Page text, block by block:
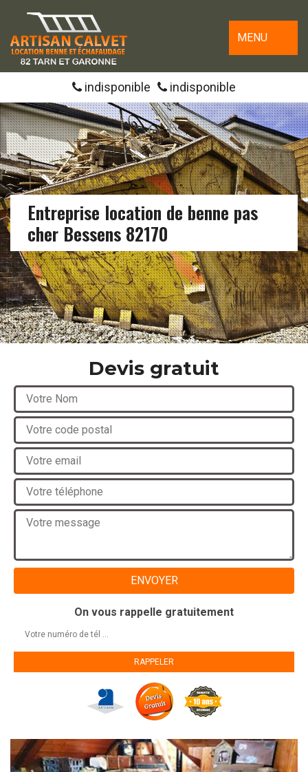
MENU
indisponible indisponible
Entreprise location de benne pas
cher Bessens 82170
Devis gratuit
On vous rappelle gratuitement